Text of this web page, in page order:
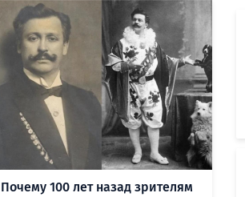
Почему 100 лет назад зрителям